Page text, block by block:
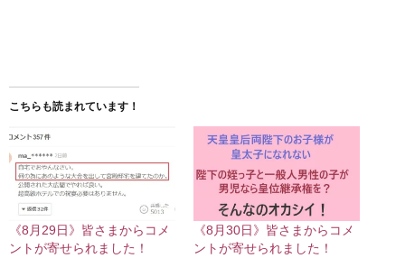
こちらも読まれています！
《8月29日》皆さまからコメ
ントが寄せられました！
《8月30日》皆さまからコメ
ントが寄せられました！